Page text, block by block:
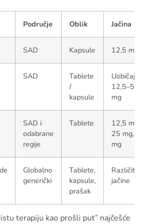
Područje Oblik Jačina
SAD Kapsule 12,5 mg
SAD
Tablete
/
kapsule
Uobičajeno
12,5–50
mg
SAD i
odabrane
regije
Tablete
12,5 mg,
25 mg, 50
mg
Globalno
generički
Tablete,
kapsule,
prašak
Različite
jačine
terapiju kao prošli put” najčešće